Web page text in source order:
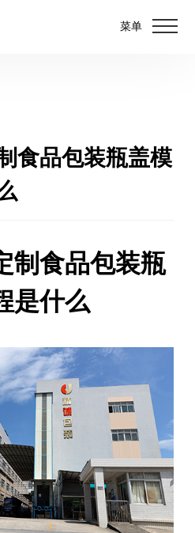
菜单
食品包装瓶盖模
制食品包装瓶
是什么